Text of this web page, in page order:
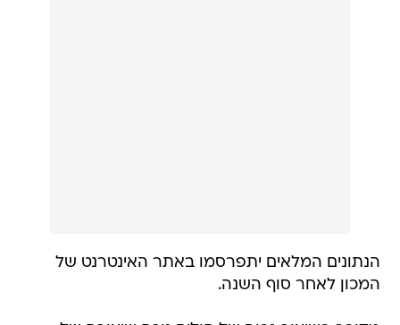
הנתונים המלאים יתפרסמו באתר האינטרנט של
המכון לאחר סוף השנה.